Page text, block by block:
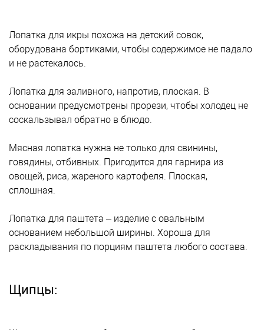
Лопатка для икры похожа на детский совок,
оборудована бортиками, чтобы содержимое не падало
и не растекалось.
Лопатка для заливного, напротив, плоская. В
основании предусмотрены прорези, чтобы холодец не
соскальзывал обратно в блюдо.
Мясная лопатка нужна не только для свинины,
говядины, отбивных. Пригодится для гарнира из
овощей, риса, жареного картофеля. Плоская,
сплошная.
Лопатка для паштета – изделие с овальным
основанием небольшой ширины. Хороша для
раскладывания по порциям паштета любого состава.
Щипцы: